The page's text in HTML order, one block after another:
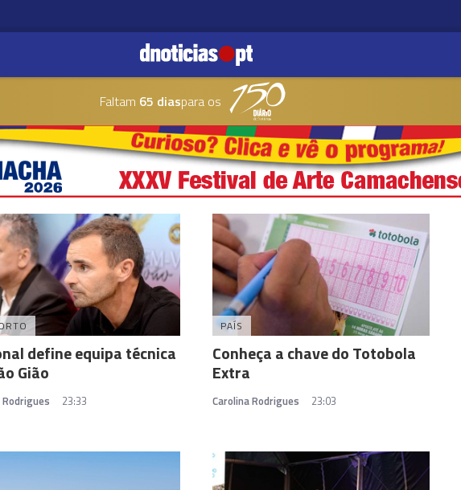
Faltam 65 diaspara os
define equipa técnica
Gião
23:33
PAÍS
Conheça a chave do Totobola
Extra
Carolina Rodrigues 23:03